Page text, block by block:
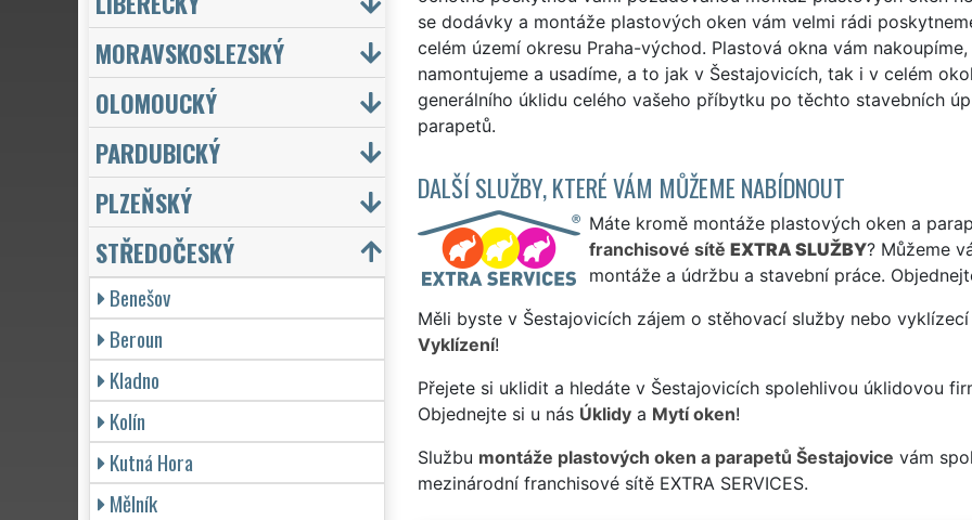
se dodávky a montáže plastových oken vám velmi rádi
celém území okresu Praha-východ. Plastová okna vám
namontujeme a usadíme, a to jak v Šestajovicích, tak i v celém
generálního úklidu celého vašeho příbytku po těchto stavebních
parapetů.
DALŠÍ SLUŽBY, KTERÉ VÁM MŮŽEME NABÍDNOUT
Máte kromě montáže plastových oken a
franchisové sítě EXTRA SLUŽBY? Můžeme
montáže a údržbu a stavební práce.
Měli byste v Šestajovicích zájem o stěhovací služby nebo
Vyklízení!
Přejete si uklidit a hledáte v Šestajovicích spolehlivou úklidovou
Objednejte si u nás Úklidya Mytí oken!
Službu montáže plastových oken a parapetů Šestajovice vám
mezinárodní franchisové sítě EXTRA SERVICES.
MORAVSKOSLEZSKÝ
OLOMOUCKÝ
PARDUBICKÝ
PLZEŇSKÝ
STŘEDOČESKÝ
Benešov
Beroun
Kladno
Kolín
Kutná Hora
Mělník